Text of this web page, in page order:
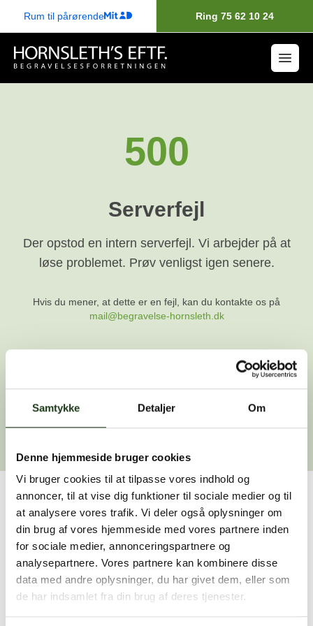
Samtykke Detaljer Om
Denne hjemmeside bruger cookies
Vi bruger cookies til at tilpasse vores indhold og
annoncer, til at vise dig funktioner til sociale medier og til
at analysere vores trafik. Vi deler også oplysninger om
din brug af vores hjemmeside med vores partnere inden
for sociale medier, annonceringspartnere og
analysepartnere. Vores partnere kan kombinere disse
data med andre oplysninger, du har givet dem, eller som
de har indsamlet fra din brug af deres tjenester.
Rum til pårørende Ring 75 62 10 24
500
Serverfejl
Der opstod en intern serverfejl. Vi arbejder på at
løse problemet. Prøv venligst igen senere.
Hvis du mener, at dette er en fejl, kan du kontakte os på
mail@begravelse-hornsleth.dk
Gå tilbage
Har du brug for hjælp?
Vi er her for at hjælpe dig. Du er velkommen til at kontakte
os, hvis du har spørgsmål eller brug for assistance.
59 45 10 14
Find nærmeste afdeling